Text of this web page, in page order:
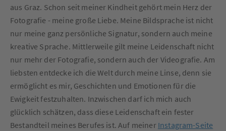
aus Graz. Schon seit meiner Kindheit gehört mein Herz der
Fotografie - meine große Liebe. Meine Bildsprache ist nicht
nur meine ganz persönliche Signatur, sondern auch meine
kreative Sprache. Mittlerweile gilt meine Leidenschaft nicht
nur mehr der Fotografie, sondern auch der Videografie. Am
liebsten entdecke ich die Welt durch meine Linse, denn sie
ermöglicht es mir, Geschichten und Emotionen für die
Ewigkeit festzuhalten. Inzwischen darf ich mich auch
glücklich schätzen, dass diese Leidenschaft ein fester
Bestandteil meines Berufes ist. Auf meiner Instagram-Seite